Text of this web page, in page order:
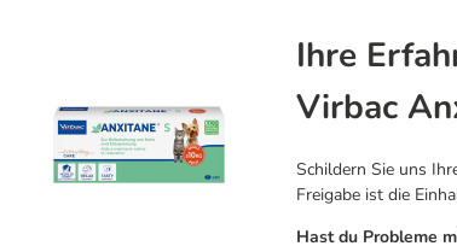
Ihre
Virbac
Schildern Sie uns
Freigabe ist die
Hast du Probleme